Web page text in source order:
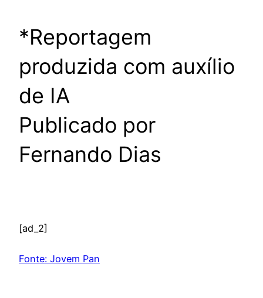
*Reportagem
produzida com auxílio
de IA
Publicado por
Fernando Dias
[ad_2]
Fonte: Jovem Pan